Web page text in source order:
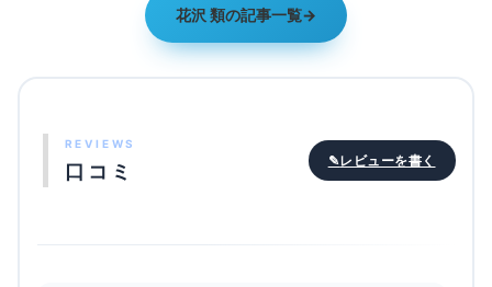
花沢 類の記事一覧
口コミ レビューを書く